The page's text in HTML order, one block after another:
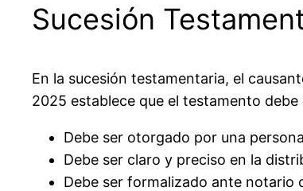
Sucesión
En la sucesión testamentaria, el
2025 establece que el testamento
Debe ser otorgado por una
Debe ser claro y preciso en la
Debe ser formalizado ante notario